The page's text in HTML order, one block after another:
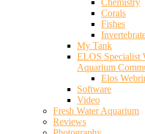
Chemistry
Corals
Fishes
My Tank
ELOS Specialist
Aquarium
Elos
Software
Video
Fresh Water Aquarium
Reviews